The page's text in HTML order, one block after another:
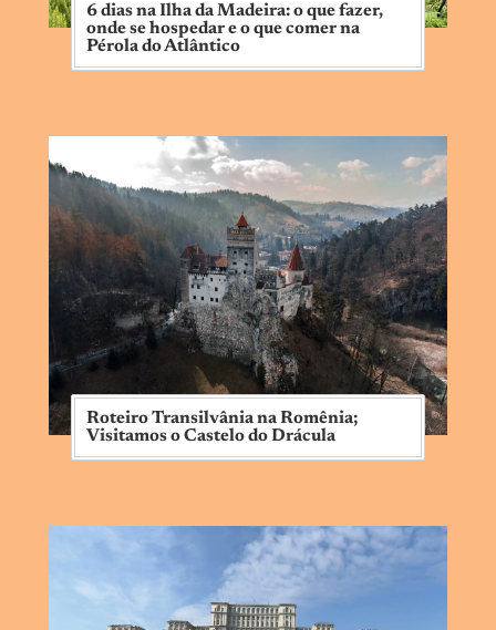
6 dias na Ilha da Madeira: o que fazer,
onde se hospedar e o que comer na
Pérola do Atlântico
Roteiro Transilvânia na Romênia;
Visitamos o Castelo do Drácula